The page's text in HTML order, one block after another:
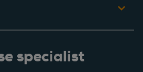
specialist